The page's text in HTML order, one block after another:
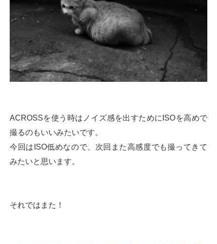
ACROSSを使う時はノイズ感を出すためにISOを高めで
撮るのもいいみたいです。
今回はISO低めなので、次回また高感度でも撮ってきて
みたいと思います。
それではまた！